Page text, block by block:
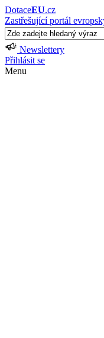
DotaceEU.cz
Zastřešující portál
Newslettery
Přihlásit se
Menu